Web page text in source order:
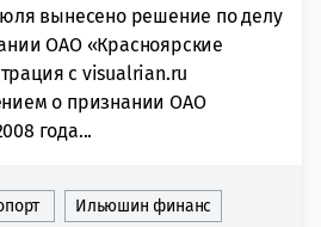
вынесено решение по делу
ОАО «Красноярские
с visualrian.ru
о признании ОАО
года...
Ильюшин финанс